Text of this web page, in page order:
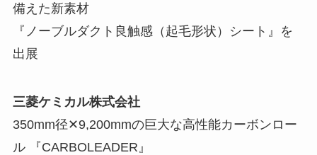
備えた新素材
『ノーブルダクト良触感（起毛形状）シート』を
出展
三菱ケミカル株式会社
350mm径✕9,200mmの巨大な高性能カーボンロー
ル 『CARBOLEADER』